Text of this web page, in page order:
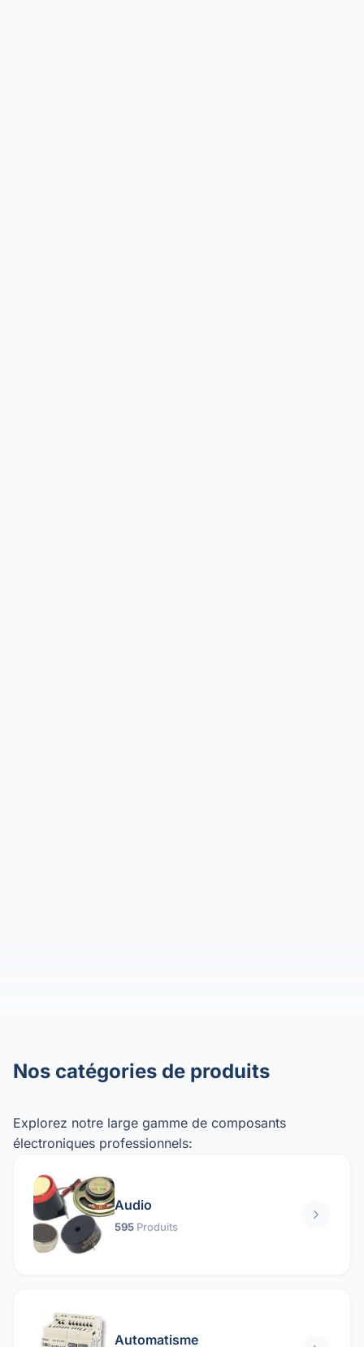
Nos catégories de produits
Explorez notre large gamme de composants
électroniques professionnels:
Audio
595 Produits
Automatisme